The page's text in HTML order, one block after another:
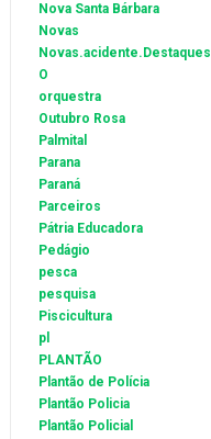
Nova Santa Bárbara
Novas
Novas.acidente.Destaques
O
orquestra
Outubro Rosa
Palmital
Parana
Paraná
Parceiros
Pátria Educadora
Pedágio
pesca
pesquisa
Piscicultura
pl
PLANTÃO
Plantão de Polícia
Plantão Policia
Plantão Policial